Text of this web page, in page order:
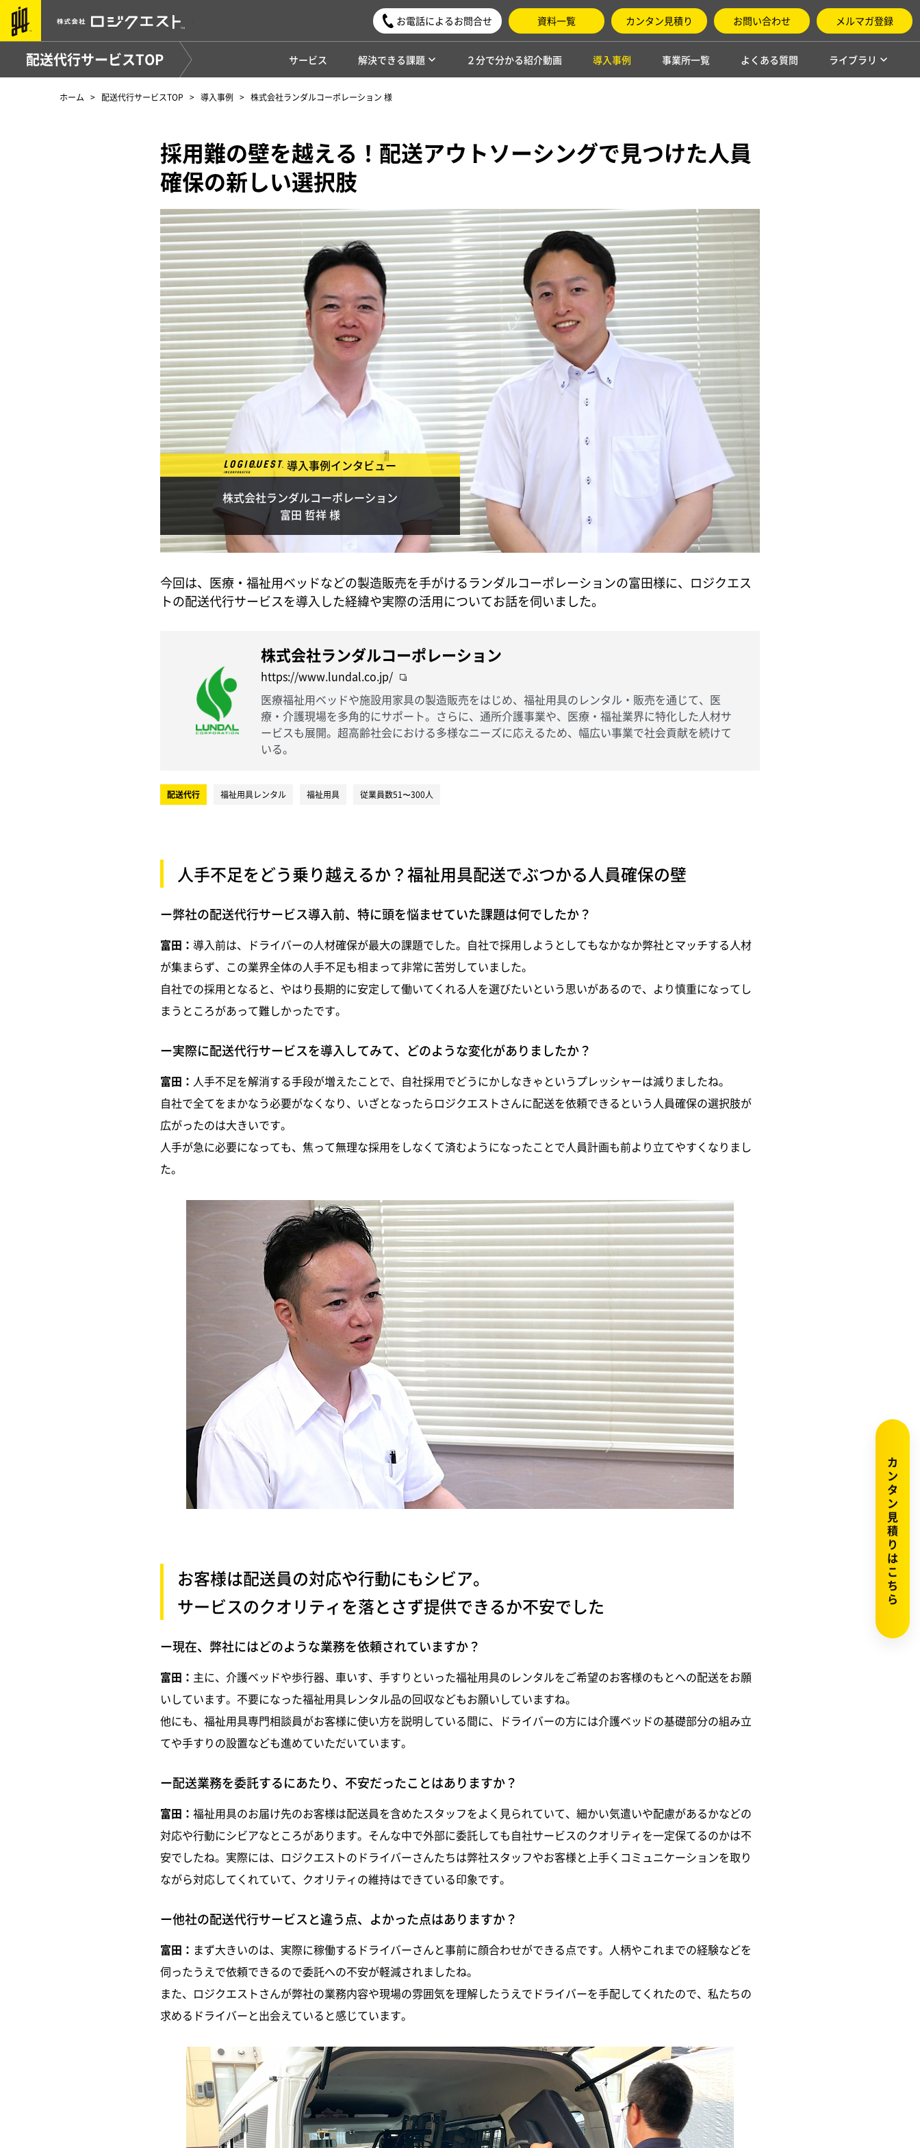
お電話によるお問合せ 資料一覧 カンタン見積り お問い合わせ メルマガ登録
配送代行サービスTOP サービス 解決できる課題 ２分で分かる紹介動画 導入事例 事業所一覧 よくある質問 ライブラリ
ホーム 配送代行サービスTOP 導入事例 株式会社ランダルコーポレーション 様
カンタン見積りはこちら
採用難の壁を越える！配送アウトソーシングで見つけた人員
確保の新しい選択肢
導入事例インタビュー
株式会社ランダルコーポレーション
富田 哲祥 様
今回は、医療・福祉用ベッドなどの製造販売を手がけるランダルコーポレーションの富田様に、ロジクエス
トの配送代行サービスを導入した経緯や実際の活用についてお話を伺いました。
株式会社ランダルコーポレーション
https://www.lundal.co.jp/
医療福祉用ベッドや施設用家具の製造販売をはじめ、福祉用具のレンタル・販売を通じて、医
療・介護現場を多角的にサポート。さらに、通所介護事業や、医療・福祉業界に特化した人材サ
ービスも展開。超高齢社会における多様なニーズに応えるため、幅広い事業で社会貢献を続けて
いる。
配送代行 福祉用具レンタル 福祉用具 従業員数51〜300人
人手不足をどう乗り越えるか？福祉用具配送でぶつかる人員確保の壁
ー弊社の配送代行サービス導入前、特に頭を悩ませていた課題は何でしたか？
富田： 導入前は、ドライバーの人材確保が最大の課題でした。自社で採用しようとしてもなかなか弊社とマッチする人材
が集まらず、この業界全体の人手不足も相まって非常に苦労していました。
自社での採用となると、やはり長期的に安定して働いてくれる人を選びたいという思いがあるので、より慎重になってし
まうところがあって難しかったです。
ー実際に配送代行サービスを導入してみて、どのような変化がありましたか？
富田： 人手不足を解消する手段が増えたことで、自社採用でどうにかしなきゃというプレッシャーは減りましたね。
自社で全てをまかなう必要がなくなり、いざとなったらロジクエストさんに配送を依頼できるという人員確保の選択肢が
広がったのは大きいです。
人手が急に必要になっても、焦って無理な採用をしなくて済むようになったことで人員計画も前より立てやすくなりまし
た。
お客様は配送員の対応や行動にもシビア。
サービスのクオリティを落とさず提供できるか不安でした
ー現在、弊社にはどのような業務を依頼されていますか？
富田： 主に、介護ベッドや歩行器、車いす、手すりといった福祉用具のレンタルをご希望のお客様のもとへの配送をお願
いしています。不要になった福祉用具レンタル品の回収などもお願いしていますね。
他にも、福祉用具専門相談員がお客様に使い方を説明している間に、ドライバーの方には介護ベッドの基礎部分の組み立
てや手すりの設置なども進めていただいています。
ー配送業務を委託するにあたり、不安だったことはありますか？
富田： 福祉用具のお届け先のお客様は配送員を含めたスタッフをよく見られていて、細かい気遣いや配慮があるかなどの
対応や行動にシビアなところがあります。そんな中で外部に委託しても自社サービスのクオリティを一定保てるのかは不
安でしたね。実際には、ロジクエストのドライバーさんたちは弊社スタッフやお客様と上手くコミュニケーションを取り
ながら対応してくれていて、クオリティの維持はできている印象です。
ー他社の配送代行サービスと違う点、よかった点はありますか？
富田： まず大きいのは、実際に稼働するドライバーさんと事前に顔合わせができる点です。人柄やこれまでの経験などを
伺ったうえで依頼できるので委託への不安が軽減されましたね。
また、ロジクエストさんが弊社の業務内容や現場の雰囲気を理解したうえでドライバーを手配してくれたので、私たちの
求めるドライバーと出会えていると感じています。